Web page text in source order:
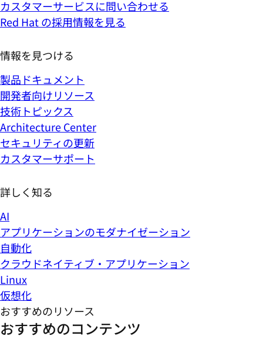
カスタマーサービスに問い合わせる
Red Hat の採用情報を見る
情報を見つける
製品ドキュメント
開発者向けリソース
技術トピックス
Architecture Center
セキュリティの更新
カスタマーサポート
詳しく知る
AI
アプリケーションのモダナイゼーション
自動化
クラウドネイティブ・アプリケーション
Linux
仮想化
おすすめのリソース
おすすめのコンテンツ